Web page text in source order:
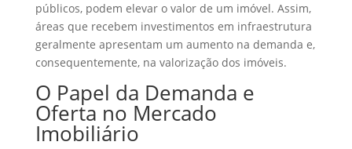
públicos, podem elevar o valor de um imóvel. Assim,
áreas que recebem investimentos em infraestrutura
geralmente apresentam um aumento na demanda e,
consequentemente, na valorização dos imóveis.
O Papel da Demanda e
Oferta no Mercado
Imobiliário